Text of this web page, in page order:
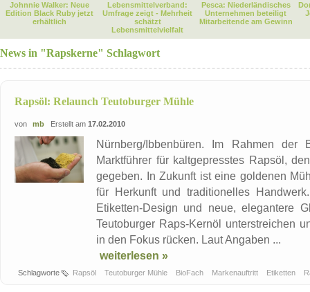
Johnnie Walker: Neue
Edition Black Ruby jetzt
erhältlich
Lebensmittelverband:
Umfrage zeigt - Mehrheit
schätzt
Lebensmittelvielfalt
Pesca: Niederländisches
Unternehmen beteiligt
Mitarbeitende am Gewinn
News in "Rapskerne" Schlagwort
Rapsöl: Relaunch Teutoburger Mühle
von mb Erstellt am 17.02.2010
Nürnberg/Ibbenbüren. Im Rahmen der
Marktführer für kaltgepresstes Rapsöl,
gegeben. In Zukunft ist eine goldenen
für Herkunft und traditionelles
Etiketten-Design und neue, elegantere
Teutoburger Raps-Kernöl unterstreichen
in den Fokus rücken. Laut Angaben ...
weiterlesen »
Schlagworte Rapsöl Teutoburger Mühle BioFach Markenauftritt Etiketten